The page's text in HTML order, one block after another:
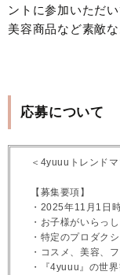
ントに参加いただい
美容商品など素敵
応募について
＜4yuuuトレンド
【募集要項】
・2025年11月1日
・お子様がいらっ
・特定のプロダク
・コスメ、美容、
・『4yuuu』の世